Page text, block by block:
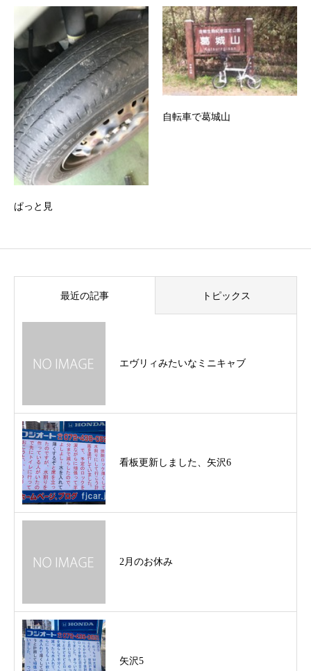
ぱっと見
自転車で葛城山
最近の記事 トピックス
エヴリィみたいなミニキャブ
看板更新しました、矢沢6
2月のお休み
矢沢5